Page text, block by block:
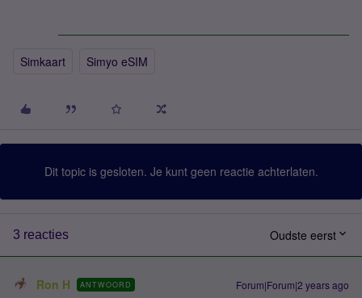
Simkaart Simyo eSIM
Dit topic is gesloten. Je kunt geen reactie achterlaten.
3 reacties Oudste eerst
Ron H ANTWOORD Forum|Forum|2 years ago